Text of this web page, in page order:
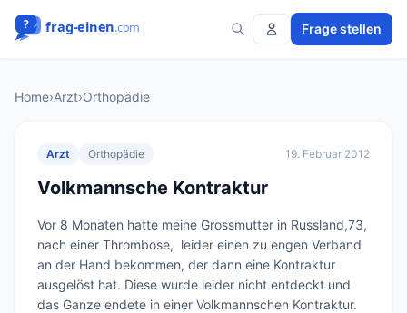
Frage stellen
Home›Arzt›Orthopädie
Arzt Orthopädie 19. Februar 2012
Volkmannsche Kontraktur
Vor 8 Monaten hatte meine Grossmutter in Russland,73,
nach einer Thrombose,  leider einen zu engen Verband
an der Hand bekommen, der dann eine Kontraktur
ausgelöst hat. Diese wurde leider nicht entdeckt und
das Ganze endete in einer Volkmannschen Kontraktur.